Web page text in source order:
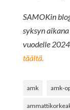
SAMOKin
syksyn
vuodelle 2024.
täältä.
amk amk-